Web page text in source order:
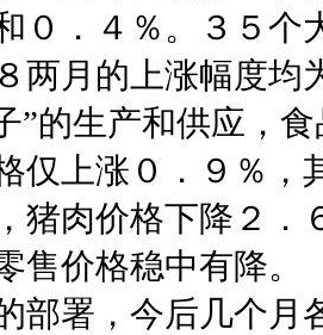
０．４％。３５个
两月的上涨幅度
”的生产和供应，
仅上涨０．９％，
猪肉价格下降２．
售价格稳中有降。
部署，今后几个月